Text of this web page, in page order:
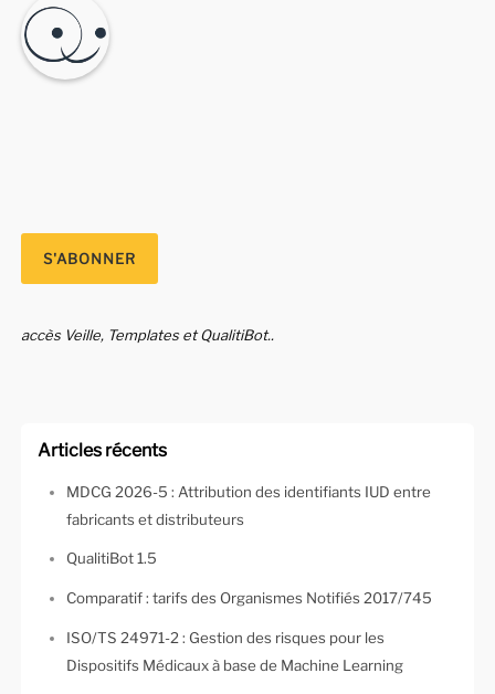
accès Veille, Templates et QualitiBot..
Articles récents
MDCG 2026-5 : Attribution des identifiants IUD entre
fabricants et distributeurs
QualitiBot 1.5
Comparatif : tarifs des Organismes Notifiés 2017/745
ISO/TS 24971-2 : Gestion des risques pour les
Dispositifs Médicaux à base de Machine Learning